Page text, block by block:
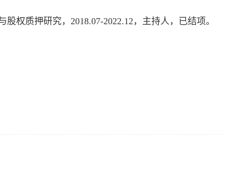
权质押研究， 2018.07-2022.12 ，主持人，已结项。